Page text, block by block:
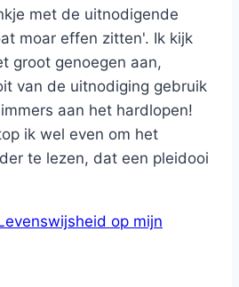
met de uitnodigende
moar effen zitten'. Ik kijk
groot genoegen aan,
van de uitnodiging gebruik
aan het hardlopen!
ik wel even om het
te lezen, dat een pleidooi
op mijn